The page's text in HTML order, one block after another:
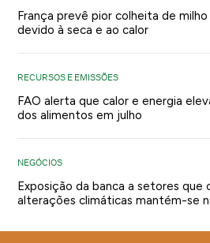
França prevê pior colheita de
devido à seca e ao calor
RECURSOS E EMISSÕES
FAO alerta que calor e energia
dos alimentos em julho
NEGÓCIOS
Exposição da banca a setores que
alterações climáticas mantém-se